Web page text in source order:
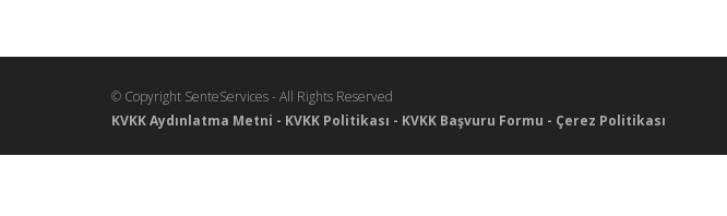
© Copyright SenteServices - All Rights Reserved
KVKK Aydınlatma Metni - KVKK Politikası - KVKK Başvuru Formu - Çerez Politikası